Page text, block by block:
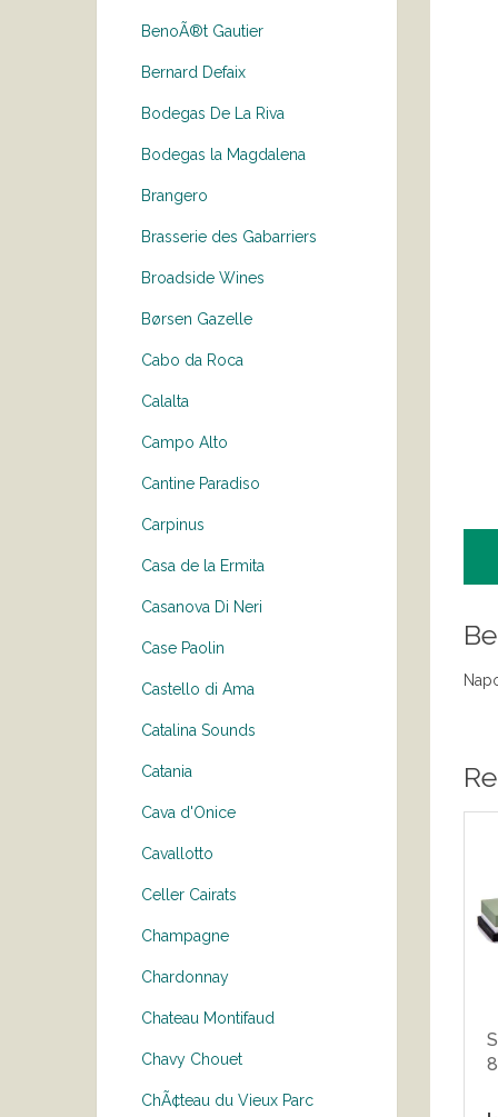
BenoÃ®t Gautier
Bernard Defaix
Bodegas De La Riva
Bodegas la Magdalena
Brangero
Brasserie des Gabarriers
Broadside Wines
Børsen Gazelle
Cabo da Roca
Calalta
Campo Alto
Cantine Paradiso
Carpinus
Casa de la Ermita
Casanova Di Neri
Case Paolin
Castello di Ama
Catalina Sounds
Catania
Cava d'Onice
Cavallotto
Celler Cairats
Champagne
Chardonnay
Chateau Montifaud
Chavy Chouet
ChÃ¢teau du Vieux Parc